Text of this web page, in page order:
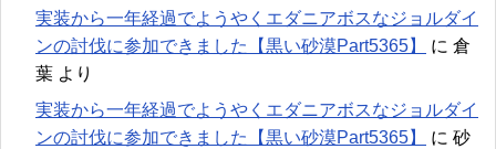
実装から一年経過でようやくエダニアボスなジョルダイ
ンの討伐に参加できました【黒い砂漠Part5365】
に 倉
葉 より
実装から一年経過でようやくエダニアボスなジョルダイ
ンの討伐に参加できました【黒い砂漠Part5365】
に 砂